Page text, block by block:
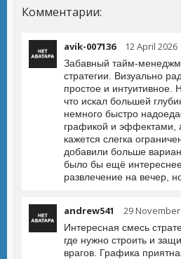
Комментарии:
avik-007136 12 April 2026
Забавный тайм-
стратегии. Визуально
простое и интуитивное.
что искал большей
немного быстро
графикой и эффектами,
кажется слегка
добавили больше
было бы ещё
развлечение на вечер,
andrew541 29 November
Интересная смесь
где нужно строить и
врагов. Графика